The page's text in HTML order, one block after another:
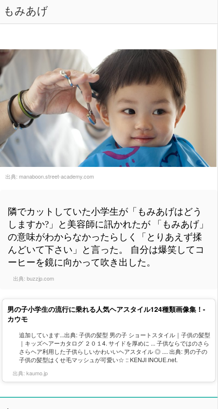
もみあげ
出典: manaboon.street-academy.com
隣でカットしていた小学生が「もみあげはどう
しますか?」と美容師に訊かれたが 「もみあげ」
の意味がわからなかったらしく「とりあえず揉
んどいて下さい」と言った。 自分は爆笑してコ
ーヒーを鏡に向かって吹き出した。
出典: buzzjp.com
男の子小学生の流行に乗れる人気ヘアスタイル124種類画像集！-
カウモ
追加しています...出典: 子供の髪型 男の子 ショートスタイル｜子供の髪型
｜キッズヘアーカタログ ２０１4. サイドを厚めに ... 子供ならではのさら
さらヘア利用した子供らしいかわいいヘアスタイル ◎ .... 出典: 男の子の
子供の髪型はくせ毛マッシュが可愛い☆ :: KENJI INOUE.net.
出典: kaumo.jp